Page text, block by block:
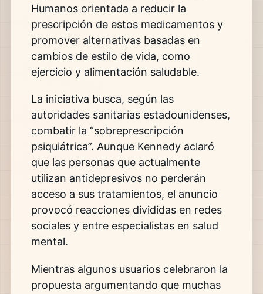
Humanos orientada a reducir la
prescripción de estos medicamentos y
promover alternativas basadas en
cambios de estilo de vida, como
ejercicio y alimentación saludable.
La iniciativa busca, según las
autoridades sanitarias estadounidenses,
combatir la “sobreprescripción
psiquiátrica”. Aunque Kennedy aclaró
que las personas que actualmente
utilizan antidepresivos no perderán
acceso a sus tratamientos, el anuncio
provocó reacciones divididas en redes
sociales y entre especialistas en salud
mental.
Mientras algunos usuarios celebraron la
propuesta argumentando que muchas